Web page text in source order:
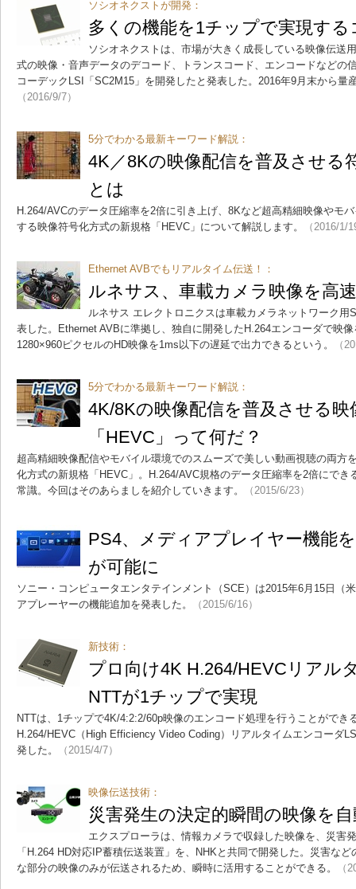
ソシオネクストが開発：
多くの機能を1チップで実現す
ソシオネクストは、市場が大きく成長している映像伝送
式の映像・音声データのデコード、トランスコード、エンコードなどの
コーデックLSI「SC2M15」を開発したと発表した。2016年9月末から量
（2016/9/7）
5分でわかる最新キーワード解説：
4K／8Kの映像配信を普及させる
とは
H.264/AVCのデータ圧縮率を2倍に引き上げ、8Kなど超高精細映像やモ
する映像符号化方式の新規格「HEVC」について解説します。
（2016/1/
Ethernet AVBでもリアルタイム伝送！：
ルネサス、車載カメラ映像を高
ルネサス エレクトロニクスは車載カメラネットワーク用
表した。Ethernet AVBに準拠し、独自に開発したH.264エンコーダで映
1280×960ピクセルのHD映像を1ms以下の遅延で出力できるという。
（
5分でわかる最新キーワード解説：
4K/8Kの映像配信を普及させる映
「HEVC」って何だ？
超高精細映像配信やモバイル環境でのスムーズで美しい動画視聴の両方
化方式の新規格「HEVC」。H.264/AVC規格のデータ圧縮率を2倍にでき
常識。今回はそのあらましを紹介していきます。
（2015/6/23）
PS4、メディアプレイヤー機能
が可能に
ソニー・コンピュータエンタテインメント（SCE）は2015年6月15日（
アプレーヤーの機能追加を発表した。
（2015/6/16）
新技術：
プロ向け4K H.264/HEVCリアル
NTTが1チップで実現
NTTは、1チップで4K/4:2:2/60p映像のエンコード処理を行うことができ
H.264/HEVC（High Efficiency Video Coding）リアルタイムエンコーダ
発した。
（2015/4/7）
映像伝送技術：
災害発生の決定的瞬間の映像を
エクスプローラは、情報カメラで収録した映像を、災害
「H.264 HD対応IP蓄積伝送装置」を、NHKと共同で開発した。災害な
な部分の映像のみが伝送されるため、瞬時に活用することができる。
（